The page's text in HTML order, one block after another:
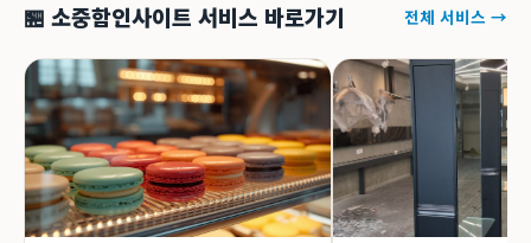
🏪 소중함인사이트 서비스 바로가기 전체 서비스 →